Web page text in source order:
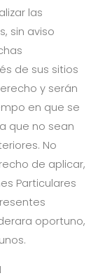
las
sin aviso
de sus sitios
y serán
en que se
que no sean
No
de aplicar,
Particulares
oportuno,